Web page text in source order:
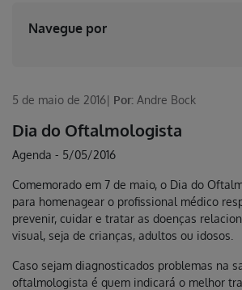
Navegue por
5 de maio de 2016| Por: Andre Bock
Dia do Oftalmologista
Agenda - 5/05/2016
Comemorado em 7 de maio, o Dia do
para homenagear o profissional médico
prevenir, cuidar e tratar as doenças
visual, seja de crianças, adultos ou idosos.
Caso sejam diagnosticados problemas na
oftalmologista é quem indicará o melhor